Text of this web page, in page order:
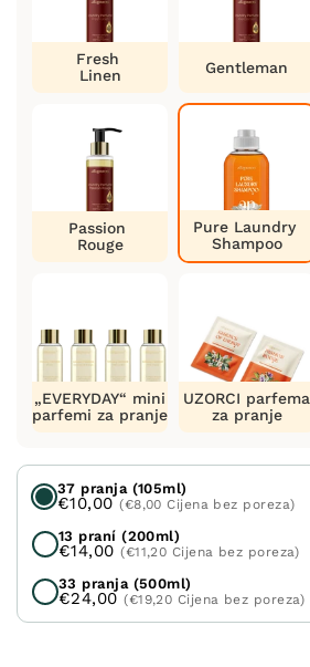
Fresh
Linen
Gentleman
Passion
Rouge
Pure Laundry
Shampoo
„EVERYDAY“ mini
parfemi za pranje
UZORCI parfema
za pranje
37 pranja (105ml)
€10,00(€8,00 Cijena bez poreza)
13 praní (200ml)
€14,00(€11,20 Cijena bez poreza)
33 pranja (500ml)
€24,00(€19,20 Cijena bez poreza)